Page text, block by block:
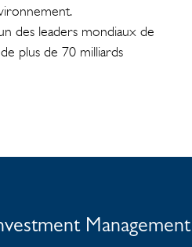
des leaders mondiaux de
plus de 70 milliards
Management